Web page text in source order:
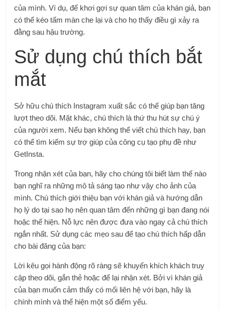
của mình. Ví dụ, để khơi gợi sự quan tâm của khán giả, bạn
có thể kéo tấm màn che lại và cho họ thấy điều gì xảy ra
đằng sau hậu trường.
Sử dụng chú thích bắt
mắt
Sở hữu chú thích Instagram xuất sắc có thể giúp bạn tăng
lượt theo dõi. Mặt khác, chú thích là thứ thu hút sự chú ý
của người xem. Nếu bạn không thể viết chú thích hay, bạn
có thể tìm kiếm sự trợ giúp của công cụ tạo phụ đề như
GetInsta.
Trong nhận xét của bạn, hãy cho chúng tôi biết làm thế nào
bạn nghĩ ra những mô tả sáng tạo như vậy cho ảnh của
mình. Chú thích giới thiệu bạn với khán giả và hướng dẫn
họ lý do tại sao họ nên quan tâm đến những gì bạn đang nói
hoặc thể hiện. Nỗ lực nên được đưa vào ngay cả chú thích
ngắn nhất. Sử dụng các mẹo sau để tạo chú thích hấp dẫn
cho bài đăng của bạn:
Lời kêu gọi hành động rõ ràng sẽ khuyến khích khách truy
cập theo dõi, gắn thẻ hoặc để lại nhận xét. Bởi vì khán giả
của bạn muốn cảm thấy có mối liên hệ với bạn, hãy là
chính mình và thể hiện một số điểm yếu.